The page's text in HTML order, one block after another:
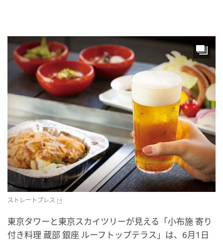
ストレートプレス
東京タワーと東京スカイツリーが見える「小布施 寄り
付き料理 蔵部 銀座 ルーフトップテラス」は、6月1日